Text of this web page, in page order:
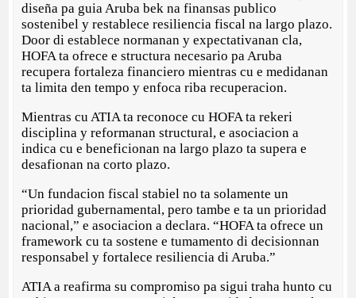
diseña pa guia Aruba bek na finansas publico
sostenibel y restablece resiliencia fiscal na largo plazo.
Door di establece normanan y expectativanan cla,
HOFA ta ofrece e structura necesario pa Aruba
recupera fortaleza financiero mientras cu e medidanan
ta limita den tempo y enfoca riba recuperacion.
Mientras cu ATIA ta reconoce cu HOFA ta rekeri
disciplina y reformanan structural, e asociacion a
indica cu e beneficionan na largo plazo ta supera e
desafionan na corto plazo.
“Un fundacion fiscal stabiel no ta solamente un
prioridad gubernamental, pero tambe e ta un prioridad
nacional,” e asociacion a declara. “HOFA ta ofrece un
framework cu ta sostene e tumamento di decisionnan
responsabel y fortalece resiliencia di Aruba.”
ATIA a reafirma su compromiso pa sigui traha hunto cu